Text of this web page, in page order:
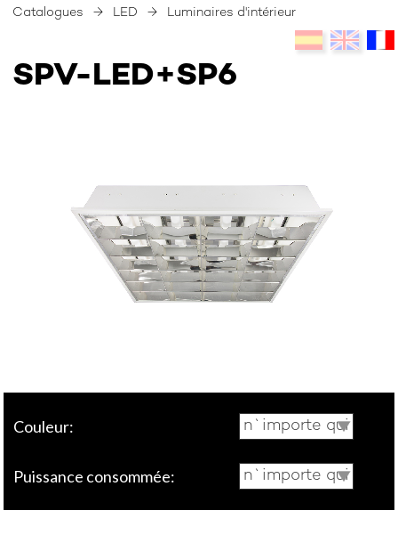
Catalogues → LED → Luminaires d'intérieur
SPV-LED+SP6
Couleur: n`importe qui
Puissance consommée: n`importe qui